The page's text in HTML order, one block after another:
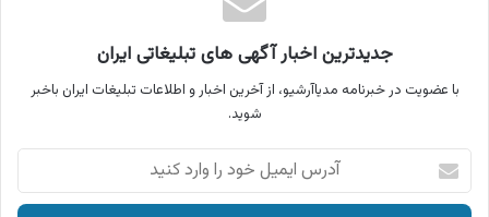
جدیدترین اخبار آگهی های تبلیغاتی ایران
با عضویت در خبرنامه مدیاآرشیو، از آخرین اخبار و اطلاعات تبلیغات ایران باخبر
شوید.
آدرس
ایمیل
خود